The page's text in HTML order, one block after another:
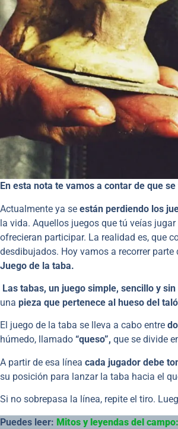
En esta nota te vamos a contar de que
Actualmente ya se están perdiendo los
la vida. Aquellos juegos que tú veías
ofrecieran participar. La realidad es, que
desdibujados. Hoy vamos a recorrer
Juego de la taba.
Las tabas, un juego simple, sencillo y
una pieza que pertenece al hueso del
El juego de la taba se lleva a cabo entre
húmedo, llamado “queso”, que se divide
A partir de esa línea cada jugador debe
su posición para lanzar la taba hacia el
Si no sobrepasa la línea, repite el tiro.
Puedes leer: Mitos y leyendas del